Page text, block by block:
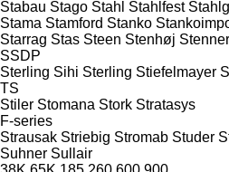
Stabau Stago Stahl Stahlfest
Stama Stamford Stanko
Starrag Stas Steen Stenhøj Stenner
SSDP
Sterling Sihi Sterling Stiefelmayer
TS
Stiler Stomana Stork Stratasys
F-series
Strausak Striebig Stromab Studer
Suhner Sullair